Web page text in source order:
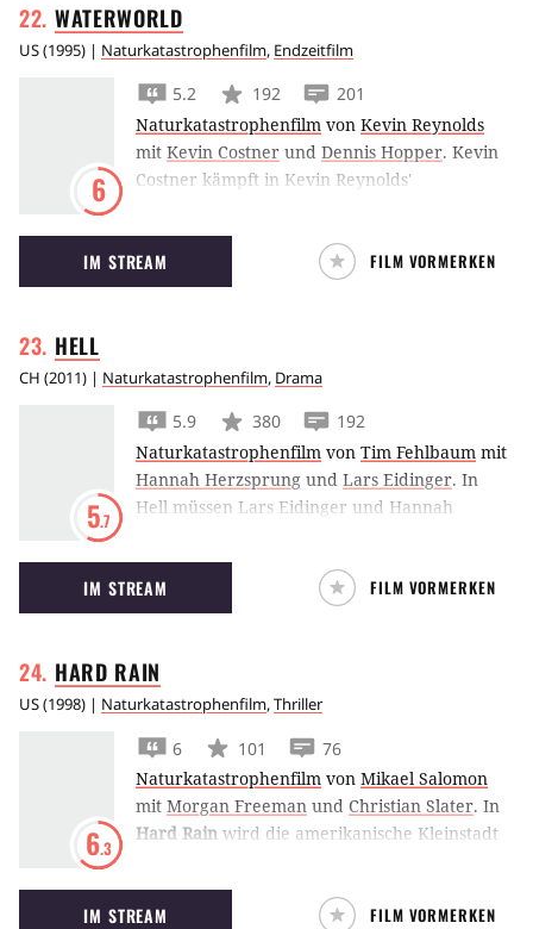
WATERWORLD
US(1995) | Naturkatastrophenfilm, Endzeitfilm
6
5.2 192
201
Naturkatastrophenfilm von Kevin Reynolds
mit Kevin Costner und Dennis Hopper. Kevin
Costner kämpft in Kevin Reynolds'
als mutierter Mariner gegen die Smokers.
IM STREAM FILM VORMERKEN
HELL
CH (2011) | Naturkatastrophenfilm, Drama
5.7
5.9 380
192
Naturkatastrophenfilm von Tim Fehlbaum mit
Hannah Herzsprung und Lars Eidinger. In
Hell müssen Lars Eidinger und Hannah
ums Überleben kämpfen, in der die Sonne die
Erde ausgetrocknet hat.
IM STREAM FILM VORMERKEN
HARD RAIN
US(1998) | Naturkatastrophenfilm,Thriller
6.3
6 101
76
Naturkatastrophenfilm von Mikael Salomon
mit Morgan Freeman und Christian Slater. In
Hard Rain wird die amerikanische Kleinstadt
überrascht. Sogar der Staudamm droht zu
brechen und die Stadt von der Landkarte zu
IM STREAM FILM VORMERKEN